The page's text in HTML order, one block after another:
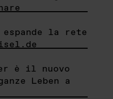
espande la rete
è il nuovo
Leben a